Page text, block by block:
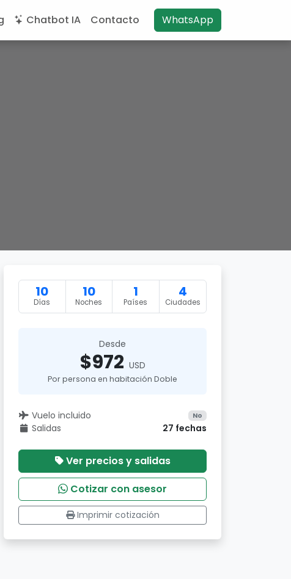
Chatbot IA Contacto WhatsApp
10
Días
10
Noches
1
Países
4
Ciudades
Desde
$972 USD
Por persona en habitación Doble
Vuelo incluido No
Salidas 27 fechas
Ver precios y salidas
Cotizar con asesor
Imprimir cotización